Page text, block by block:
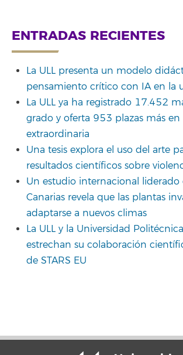
ENTRADAS RECIENTES
La ULL presenta un modelo
pensamiento crítico con IA en la
La ULL ya ha registrado 17.452
grado y oferta 953 plazas más
extraordinaria
Una tesis explora el uso del arte
resultados científicos sobre
Un estudio internacional liderado
Canarias revela que las plantas
adaptarse a nuevos climas
La ULL y la Universidad
estrechan su colaboración
de STARS EU